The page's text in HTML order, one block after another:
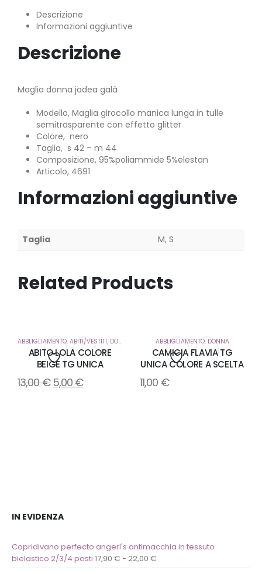
Descrizione
Informazioni aggiuntive
Descrizione
Maglia donna jadea galà
Modello, Maglia girocollo manica lunga in tulle
semitrasparente con effetto glitter
Colore, nero
Taglia, s 42 – m 44
Composizione, 95%poliammide 5%elestan
Articolo, 4691
Informazioni aggiuntive
Taglia M, S
Related Products
Aggiungi
ABBLIGLIAMENTO, ABITI/VESTITI, DONNA
ABITO LOLA COLORE
BEIGE TG UNICA
13,00€ 5,00 €
Aggiungi
ABBLIGLIAMENTO, DONNA
CAMICIA FLAVIA TG
UNICA COLORE A SCELTA
11,00 €
IN EVIDENZA
Copridivano perfecto angerl's antimacchia in tessuto
bielastico 2/3/4 posti 17,90 € - 22,00 €